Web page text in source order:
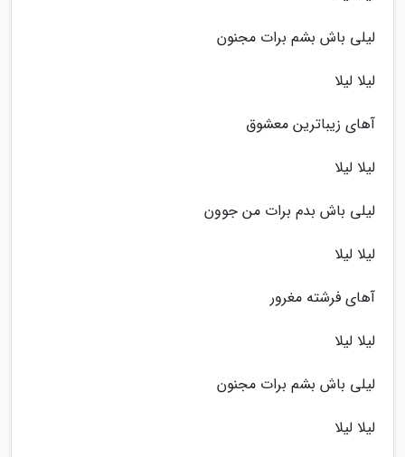
لیلی باش بشم برات مجنون
لیلا لیلا
آهای زیباترین معشوق
لیلا لیلا
لیلی باش بدم برات من جوون
لیلا لیلا
آهای فرشته مغرور
لیلا لیلا
لیلی باش بشم برات مجنون
لیلا لیلا